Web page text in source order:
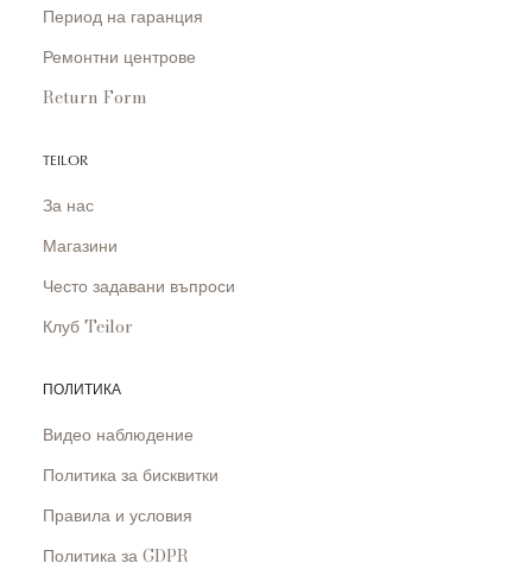
Период на гаранция
Ремонтни центрове
Return Form
TEILOR
За нас
Магазини
Често задавани въпроси
Клуб Teilor
ПОЛИТИКА
Видео наблюдение
Политика за бисквитки
Правила и условия
Политика за GDPR